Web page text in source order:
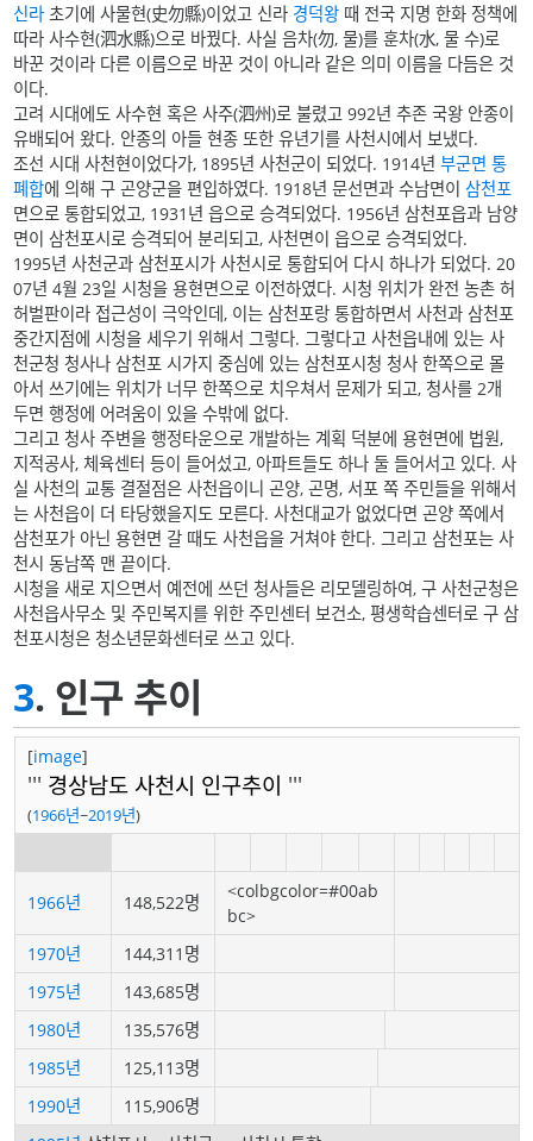
신라 초기에 사물현(史勿縣)이었고 신라 경덕왕 때 전국 지명 한화 정책에
따라 사수현(泗水縣)으로 바꿨다. 사실 음차(勿, 물)를 훈차(水, 물 수)로
바꾼 것이라 다른 이름으로 바꾼 것이 아니라 같은 의미 이름을 다듬은 것
이다.
고려 시대에도 사수현 혹은 사주(泗州)로 불렸고 992년 추존 국왕 안종이
유배되어 왔다. 안종의 아들 현종 또한 유년기를 사천시에서 보냈다.
조선 시대 사천현이었다가, 1895년 사천군이 되었다. 1914년부군면 통
폐합에 의해 구 곤양군을 편입하였다. 1918년 문선면과 수남면이삼천포
면으로 통합되었고, 1931년 읍으로 승격되었다. 1956년 삼천포읍과 남양
면이 삼천포시로 승격되어 분리되고, 사천면이 읍으로 승격되었다.
1995년 사천군과 삼천포시가 사천시로 통합되어 다시 하나가 되었다. 20
07년 4월 23일 시청을 용현면으로 이전하였다. 시청 위치가 완전 농촌 허
허벌판이라 접근성이 극악인데, 이는 삼천포랑 통합하면서 사천과 삼천포
중간지점에 시청을 세우기 위해서 그렇다. 그렇다고 사천읍내에 있는 사
천군청 청사나 삼천포 시가지 중심에 있는 삼천포시청 청사 한쪽으로 몰
아서 쓰기에는 위치가 너무 한쪽으로 치우쳐서 문제가 되고, 청사를 2개
두면 행정에 어려움이 있을 수밖에 없다.
그리고 청사 주변을 행정타운으로 개발하는 계획 덕분에 용현면에 법원,
지적공사, 체육센터 등이 들어섰고, 아파트들도 하나 둘 들어서고 있다. 사
실 사천의 교통 결절점은 사천읍이니 곤양, 곤명, 서포 쪽 주민들을 위해서
는 사천읍이 더 타당했을지도 모른다. 사천대교가 없었다면 곤양 쪽에서
삼천포가 아닌 용현면 갈 때도 사천읍을 거쳐야 한다. 그리고 삼천포는 사
천시 동남쪽 맨 끝이다.
시청을 새로 지으면서 예전에 쓰던 청사들은 리모델링하여, 구 사천군청은
사천읍사무소 및 주민복지를 위한 주민센터 보건소, 평생학습센터로 구 삼
천포시청은 청소년문화센터로 쓰고 있다.
3. 인구 추이
[image]
''' 경상남도 사천시 인구추이 '''
(1966년~2019년)
1966년 148,522명
<colbgcolor=#00ab
bc>
1970년
144,311명
1975년
143,685명
1980년
135,576명
1985년
125,113명
1990년
115,906명